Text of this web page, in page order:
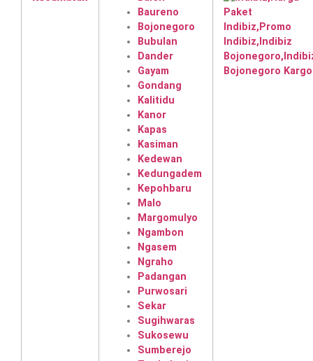
Baureno
Bojonegoro
Bubulan
Dander
Gayam
Gondang
Kalitidu
Kanor
Kapas
Kasiman
Kedewan
Kedungadem
Kepohbaru
Malo
Margomulyo
Ngambon
Ngasem
Ngraho
Padangan
Purwosari
Sekar
Sugihwaras
Sukosewu
Sumberejo